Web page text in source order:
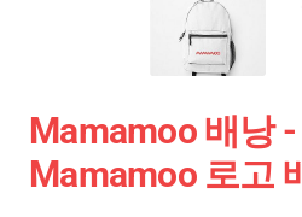
Mamamoo 배낭
Mamamoo 로고